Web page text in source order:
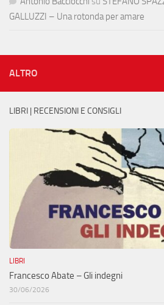
GALLUZZI – Una rotonda per amare
ALTRO
LIBRI | RECENSIONI E CONSIGLI
LIBRI
Francesco Abate – Gli indegni
30/06/2026